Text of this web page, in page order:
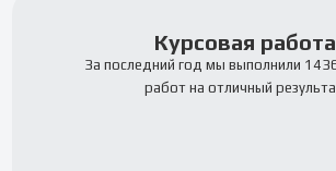
Курсовая работа
За последний год мы выполнили
работ на отличный